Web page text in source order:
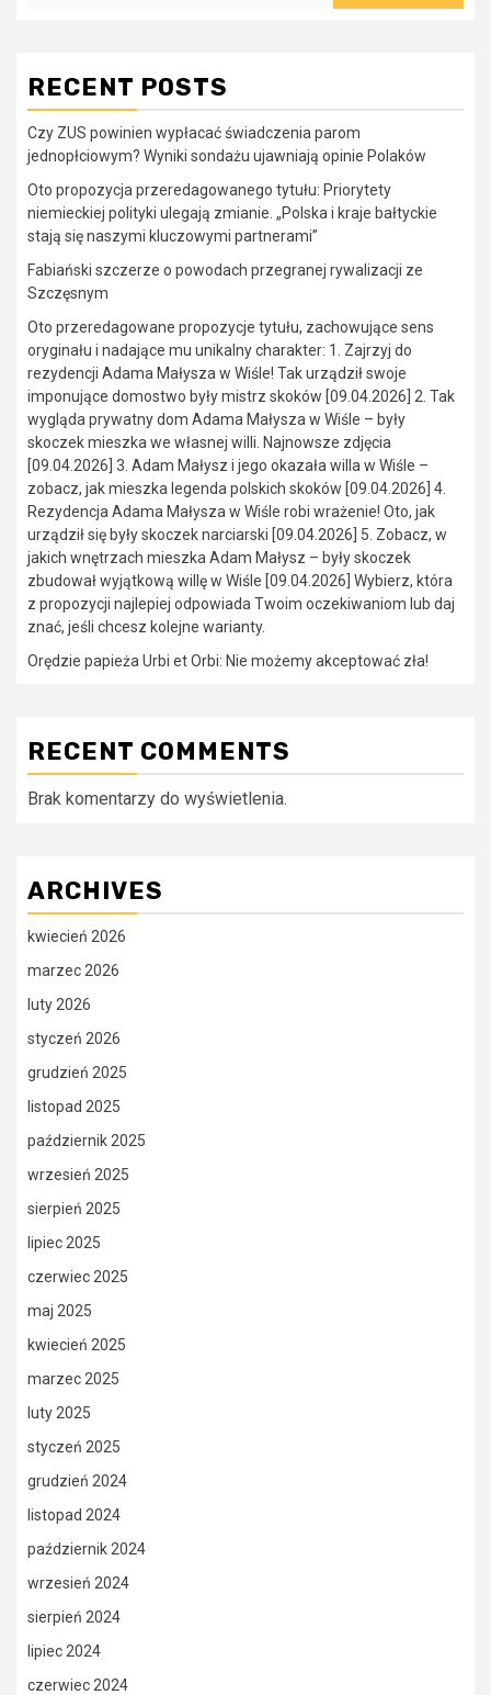
RECENT POSTS
Czy ZUS powinien wypłacać świadczenia parom
jednopłciowym? Wyniki sondażu ujawniają opinie Polaków
Oto propozycja przeredagowanego tytułu: Priorytety
niemieckiej polityki ulegają zmianie. „Polska i kraje bałtyckie
stają się naszymi kluczowymi partnerami”
Fabiański szczerze o powodach przegranej rywalizacji ze
Szczęsnym
Oto przeredagowane propozycje tytułu, zachowujące sens
oryginału i nadające mu unikalny charakter: 1. Zajrzyj do
rezydencji Adama Małysza w Wiśle! Tak urządził swoje
imponujące domostwo były mistrz skoków [09.04.2026] 2. Tak
wygląda prywatny dom Adama Małysza w Wiśle – były
skoczek mieszka we własnej willi. Najnowsze zdjęcia
[09.04.2026] 3. Adam Małysz i jego okazała willa w Wiśle –
zobacz, jak mieszka legenda polskich skoków [09.04.2026] 4.
Rezydencja Adama Małysza w Wiśle robi wrażenie! Oto, jak
urządził się były skoczek narciarski [09.04.2026] 5. Zobacz, w
jakich wnętrzach mieszka Adam Małysz – były skoczek
zbudował wyjątkową willę w Wiśle [09.04.2026] Wybierz, która
z propozycji najlepiej odpowiada Twoim oczekiwaniom lub daj
znać, jeśli chcesz kolejne warianty.
Orędzie papieża Urbi et Orbi: Nie możemy akceptować zła!
RECENT COMMENTS
Brak komentarzy do wyświetlenia.
ARCHIVES
kwiecień 2026
marzec 2026
luty 2026
styczeń 2026
grudzień 2025
listopad 2025
październik 2025
wrzesień 2025
sierpień 2025
lipiec 2025
czerwiec 2025
maj 2025
kwiecień 2025
marzec 2025
luty 2025
styczeń 2025
grudzień 2024
listopad 2024
październik 2024
wrzesień 2024
sierpień 2024
lipiec 2024
czerwiec 2024